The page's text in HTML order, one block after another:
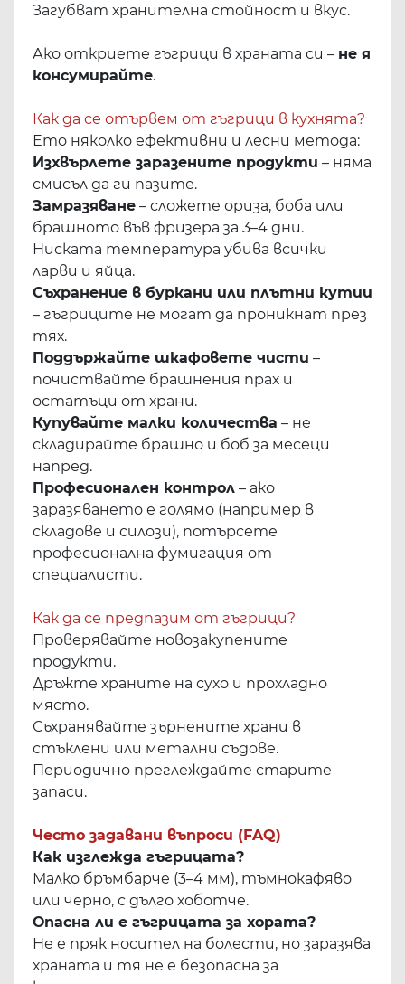
Загубват хранителна стойност и вкус.
Ако откриете гъгрици в храната си – не я
консумирайте.
Как да се отървем от гъгрици в кухнята?
Ето няколко ефективни и лесни метода:
Изхвърлете заразените продукти – няма
смисъл да ги пазите.
Замразяване – сложете ориза, боба или
брашното във фризера за 3–4 дни.
Ниската температура убива всички
ларви и яйца.
Съхранение в буркани или плътни кутии
– гъгриците не могат да проникнат през
тях.
Поддържайте шкафовете чисти –
почиствайте брашнения прах и
остатъци от храни.
Купувайте малки количества – не
складирайте брашно и боб за месеци
напред.
Професионален контрол – ако
заразяването е голямо (например в
складове и силози), потърсете
професионална фумигация от
специалисти.
Как да се предпазим от гъгрици?
Проверявайте новозакупените
продукти.
Дръжте храните на сухо и прохладно
място.
Съхранявайте зърнените храни в
стъклени или метални съдове.
Периодично преглеждайте старите
запаси.
Често задавани въпроси (FAQ)
Как изглежда гъгрицата?
Малко бръмбарче (3–4 мм), тъмнокафяво
или черно, с дълго хоботче.
Опасна ли е гъгрицата за хората?
Не е пряк носител на болести, но заразява
храната и тя не е безопасна за